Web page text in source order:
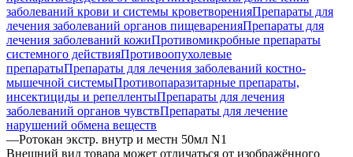
заболеваний крови и системы кроветворенияПрепараты для
лечения заболеваний органов пищеваренияПрепараты для
лечения заболеваний кожиПротивомикробные препараты
системного действияПротивоопухолевые
препаратыПрепараты для лечения заболеваний костно-
мышечной системыПротивопаразитарные препараты,
инсектициды и репеллентыПрепараты для лечения
заболеваний органов чувствПрепараты для лечение
нарушений обмена веществ
—Ротокан экстр. внутр и местн 50мл N1
Bнешний вид товара может отличаться от изображённого